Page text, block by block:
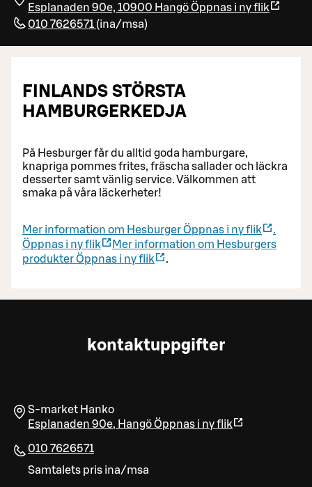
Esplanaden 90e, 10900 HangöÖppnas i ny flik
010 7626571 (ina/msa)
FINLANDS STÖRSTA
HAMBURGERKEDJA
På Hesburger får du alltid goda hamburgare,
knapriga pommes frites, fräscha sallader och läckra
desserter samt vänlig service. Välkommen att
smaka på våra läckerheter!
Mer information om HesburgerÖppnas i ny flik
.
Öppnas i ny flik
Mer information om Hesburgers
produkterÖppnas i ny flik .
kontaktuppgifter
S-market Hanko
Esplanaden 90e, HangöÖppnas i ny flik
010 7626571
Samtalets pris ina/msa